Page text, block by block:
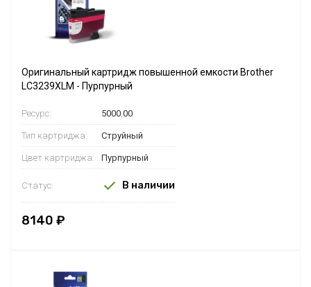
Оригинальный картридж повышенной емкости Brother
LC3239XLM - Пурпурный
Ресурс: 5000.00
Тип картриджа: Струйный
Цвет картриджа: Пурпурный
Статус: В наличии
8140 ₽